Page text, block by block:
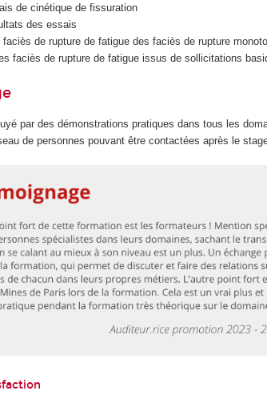
de cinétique de fissuration
des essais
faciès de rupture de fatigue des faciès de rupture
faciès de rupture de fatigue issus de sollicitations
par des démonstrations pratiques dans tous les
de personnes pouvant être contactées après le